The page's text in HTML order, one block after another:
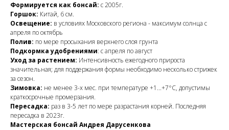
Формируется как бонсай: с 2005г.
Горшок: Китай, 6 см.
Освещение: в условиях Московского региона - максимум солнца с
апреля по октябрь
Полив: по мере просыхания верхнего слоя грунта
Подкормка удобрениями: с апреля по август
Уход за растением: Интенсивность ежегодного прироста
значительная; для поддержания формы необходимо несколько стрижек
за сезон.
Зимовка: не менее 3-х мес. при температуре +1...+7°C, допустимы
краткосрочные промерзания.
Пересадка: раз в 3-5 лет по мере разрастания корней. Последняя
пересадка в 2023г.
Мастерская бонсай Андрея Дарусенкова